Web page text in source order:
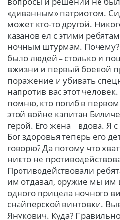
«диванным» патриотом.
может кто-то другой.
казанов ел с этими
ночным штурмам. Почему?
было людей – столько и
вжизни и первый боевой
поражение и убивать
напротив вас этот
помню, кто погиб в
этой войне капитан
герой. Его жена – вдова. Я
Бог здоровья теперь его
говорю? Да потому что
никто не
Противодействовали
им отдавал, оружие мы им
одного прицела ночного
снайперской винтовки.
Янукович. Куда?